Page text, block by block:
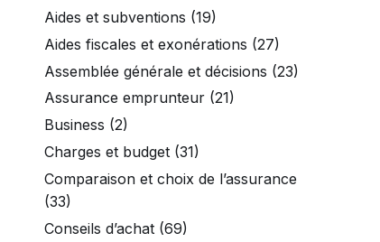
Aides et subventions (19)
Aides fiscales et exonérations (27)
Assemblée générale et décisions (23)
Assurance emprunteur (21)
Business (2)
Charges et budget (31)
Comparaison et choix de l’assurance
(33)
Conseils d’achat (69)